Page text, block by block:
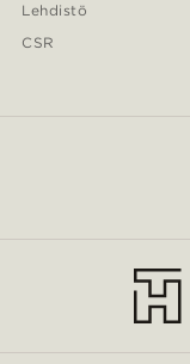
Lehdistö
CSR